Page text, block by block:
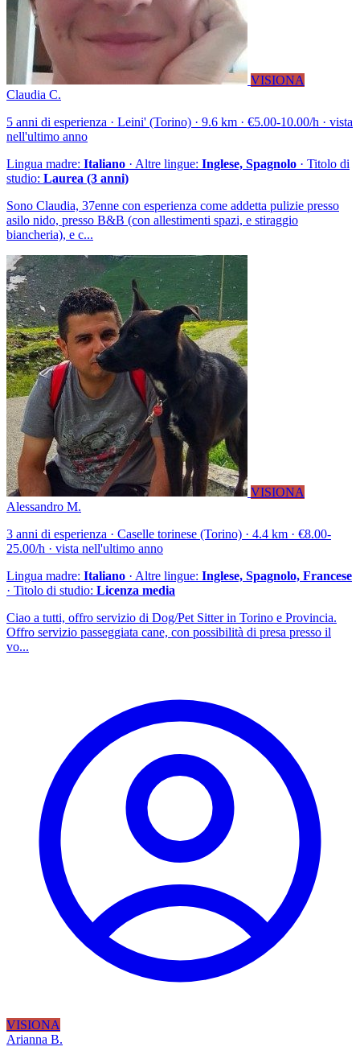
VISIONA
Claudia C.
5 anni di esperienza · Leini' (Torino) · 9.6 km · €5.00-10.00/h · vista
nell'ultimo anno
Lingua madre: Italiano · Altre lingue: Inglese, Spagnolo · Titolo di
studio: Laurea (3 anni)
Sono Claudia, 37enne con esperienza come addetta pulizie presso
asilo nido, presso B&B (con allestimenti spazi, e stiraggio
biancheria), e c...
VISIONA
Alessandro M.
3 anni di esperienza · Caselle torinese (Torino) · 4.4 km · €8.00-
25.00/h · vista nell'ultimo anno
Lingua madre: Italiano · Altre lingue: Inglese, Spagnolo, Francese
· Titolo di studio: Licenza media
Ciao a tutti, offro servizio di Dog/Pet Sitter in Torino e Provincia.
Offro servizio passeggiata cane, con possibilità di presa presso il
vo...
VISIONA
Arianna B.